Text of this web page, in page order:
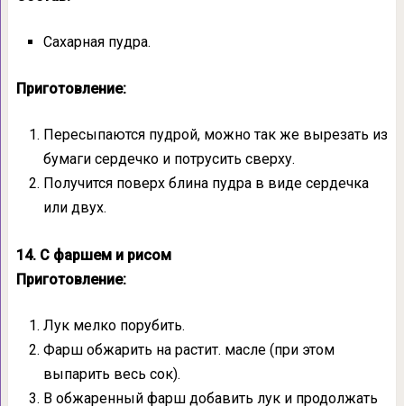
Сахарная пудра.
Приготовление:
Пересыпаются пудрой, можно так же вырезать из
бумаги сердечко и потрусить сверху.
Получится поверх блина пудра в виде сердечка
или двух.
14. С фаршем и рисом
Приготовление:
Лук мелко порубить.
Фарш обжарить на растит. масле (при этом
выпарить весь сок).
В обжаренный фарш добавить лук и продолжать